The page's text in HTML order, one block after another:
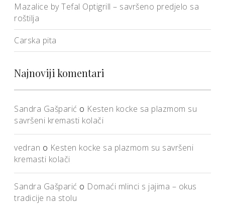
Mazalice by Tefal Optigrill – savršeno predjelo sa
roštilja
Carska pita
Najnoviji komentari
Sandra Gašparić o Kesten kocke sa plazmom su
savršeni kremasti kolači
vedran o Kesten kocke sa plazmom su savršeni
kremasti kolači
Sandra Gašparić o Domaći mlinci s jajima – okus
tradicije na stolu